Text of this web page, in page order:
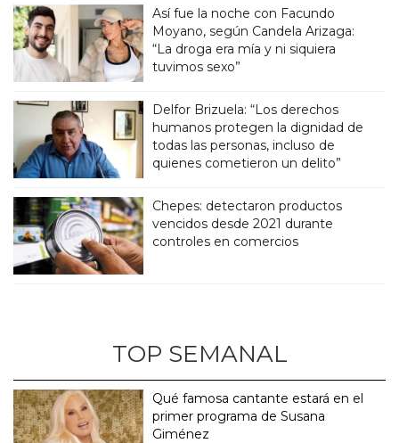
Así fue la noche con Facundo
Moyano, según Candela Arizaga:
“La droga era mía y ni siquiera
tuvimos sexo”
Delfor Brizuela: “Los derechos
humanos protegen la dignidad de
todas las personas, incluso de
quienes cometieron un delito”
Chepes: detectaron productos
vencidos desde 2021 durante
controles en comercios
TOP SEMANAL
Qué famosa cantante estará en el
primer programa de Susana
Giménez